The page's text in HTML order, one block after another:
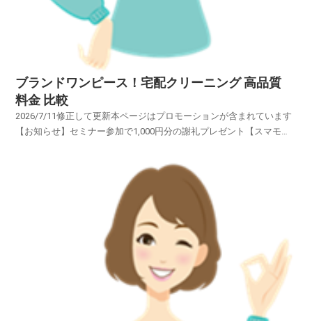
ブランドワンピース！宅配クリーニング 高品質
料金 比較
2026/7/11修正して更新本ページはプロモーションが含まれています
【お知らせ】セミナー参加で1,000円分の謝礼プレゼント【スマモ
ツ・スカート・ブラウス・ワンピース・カーディガン・礼
服」・・・・・オーダーメイドの高級衣類・・・・ブラン...